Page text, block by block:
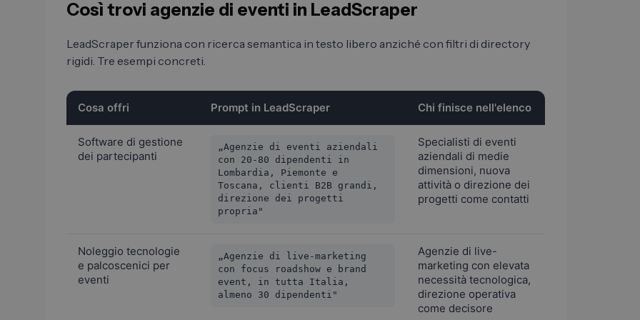
Così trovi agenzie di eventi in LeadScraper
LeadScraper funziona con ricerca semantica in testo libero anziché con filtri di directory
rigidi. Tre esempi concreti.
Cosa offri Prompt in LeadScraper Chi finisce nell'elenco
Software di gestione
dei partecipanti
„Agenzie di eventi aziendali
con 20-80 dipendenti in
Lombardia, Piemonte e
Toscana, clienti B2B grandi,
direzione dei progetti
propria"
Specialisti di eventi
aziendali di medie
dimensioni, nuova
attività o direzione dei
progetti come contatti
Noleggio tecnologie
e palcoscenici per
eventi
„Agenzie di live-marketing
con focus roadshow e brand
event, in tutta Italia,
almeno 30 dipendenti"
Agenzie di live-
marketing con elevata
necessità tecnologica,
direzione operativa
come decisore